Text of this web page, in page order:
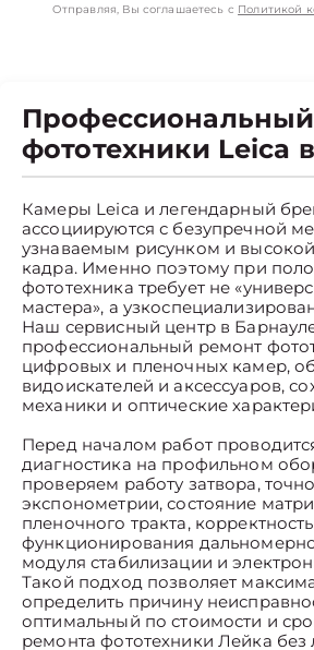
Отправляя, Вы соглашаетесь с Политикой
фототехники Leica
Камеры Leica и легендарный
ассоциируются с безупречной
узнаваемым рисунком и
кадра. Именно поэтому при
фототехника требует не
мастера», а
Наш сервисный центр в
профессиональный ремонт
цифровых и пленочных камер,
видоискателей и аксессуаров,
механики и оптические
Перед началом работ
диагностика на профильном
проверяем работу затвора,
экспонометрии, состояние
пленочного тракта, корректность
функционирования
модуля стабилизации и
Такой подход позволяет
определить причину
оптимальный по стоимости и
ремонта фототехники Лейка